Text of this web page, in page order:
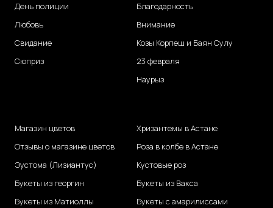
День полиции
Любовь
Свидание
Сюприз
Благодарность
Внимание
Козы Корпеш и Баян Сулу
23 февраля
Наурыз
Магазин цветов
Отзывы о магазине цветов
Эустома (Лизиантус)
Букеты из георгин
Букеты из Матиоллы
Хризантемы в Астане
Роза в колбе в Астане
Кустовые роз
Букеты из Вакса
Букеты с амарилиссами